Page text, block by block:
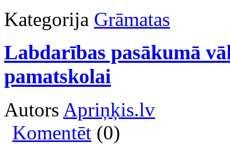
Kategorija Grāmatas
Labdarības pasākumā
pamatskolai
Autors Apriņķis.lv
Komentēt (0)